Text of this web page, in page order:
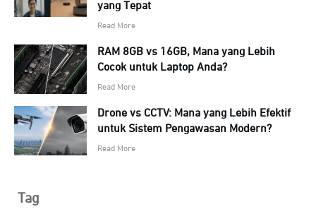
yang Tepat
Read More
RAM 8GB vs 16GB, Mana yang Lebih
Cocok untuk Laptop Anda?
Read More
Drone vs CCTV: Mana yang Lebih Efektif
untuk Sistem Pengawasan Modern?
Read More
Tag